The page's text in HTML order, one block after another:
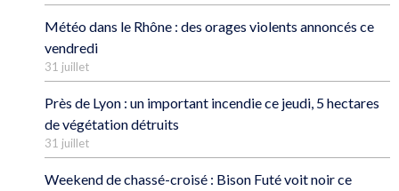
Météo dans le Rhône : des orages violents annoncés ce
vendredi
31 juillet
Près de Lyon : un important incendie ce jeudi, 5 hectares
de végétation détruits
31 juillet
Weekend de chassé-croisé : Bison Futé voit noir ce